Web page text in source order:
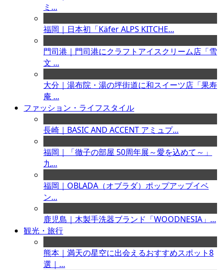
ミ...
福岡｜日本初「Käfer ALPS KITCHE...
門司港｜門司港にクラフトアイスクリーム店「雪
文 ...
大分｜湯布院・湯の坪街道に和スイーツ店「果寿
庵 ...
ファッション・ライフスタイル
長崎｜BASIC AND ACCENT アミュプ...
福岡｜「徹子の部屋 50周年展～愛を込めて～」
九...
福岡｜OBLADA（オブラダ）ポップアップイベ
ン...
鹿児島｜木製手洗器ブランド「WOODNESIA」...
観光・旅行
熊本｜満天の星空に出会えるおすすめスポット8
選｜...